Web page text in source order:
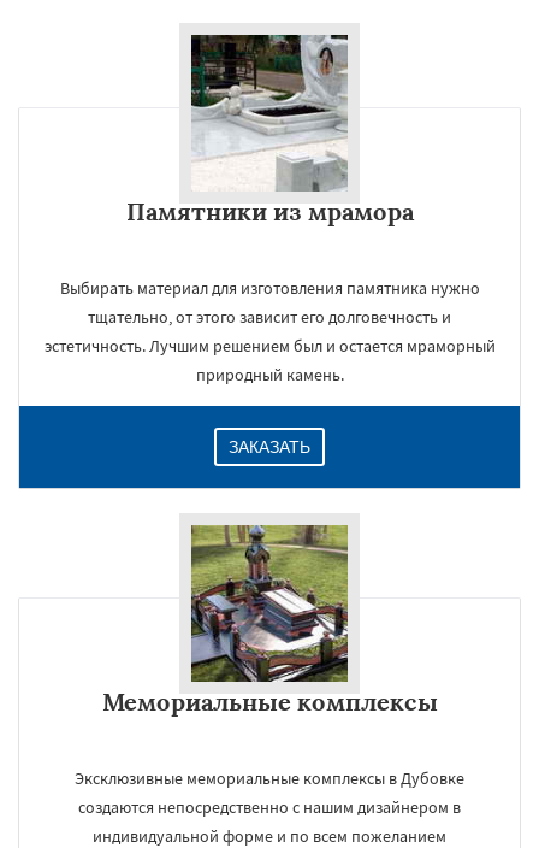
Памятники из мрамора
Выбирать материал для изготовления памятника нужно
тщательно, от этого зависит его долговечность и
эстетичность. Лучшим решением был и остается мраморный
природный камень.
ЗАКАЗАТЬ
Мемориальные комплексы
Эксклюзивные мемориальные комплексы в Дубовке
создаются непосредственно с нашим дизайнером в
индивидуальной форме и по всем пожеланием